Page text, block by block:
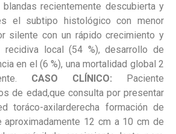
recientemente descubierta y
el subtipo histológico con menor
silente con un rápido crecimiento y
recidiva local (54 %), desarrollo de
en el (6 %), una mortalidad global 2
CASO CLÍNICO: Paciente
de edad,que consulta por presentar
toráco-axilarderecha formación de
aproximadamente 12 cm a 10 cm de